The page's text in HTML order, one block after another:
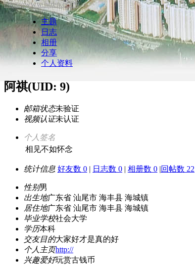
https://www.hfren.cc/?9
主题
日志
相册
分享
个人资料
阿祺(UID: 9)
邮箱状态未验证
视频认证未认证
个人签名
相见不如怀念
统计信息 好友数 0 | 日志数 0 | 相册数 0 |回帖数 22
性别男
出生地广东省 汕尾市 海丰县 海城镇
居住地广东省 汕尾市 海丰县 海城镇
毕业学校社会大学
学历本科
交友目的大家好才是真的好
个人主页http://
兴趣爱好玩赏古钱币